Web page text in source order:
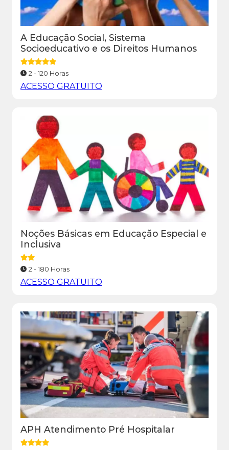
A Educação Social, Sistema
Socioeducativo e os Direitos Humanos
2 - 120 Horas
ACESSO GRATUITO
Noções Básicas em Educação Especial e
Inclusiva
2 - 180 Horas
ACESSO GRATUITO
APH Atendimento Pré Hospitalar